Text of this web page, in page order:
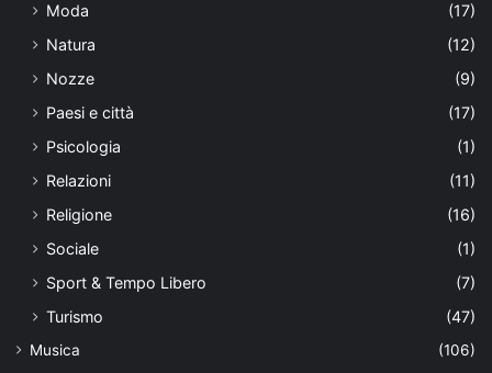
Moda
(17)
Natura
(12)
Nozze
(9)
Paesi e città
(17)
Psicologia
(1)
Relazioni
(11)
Religione
(16)
Sociale
(1)
Sport & Tempo Libero
(7)
Turismo
(47)
Musica (106)